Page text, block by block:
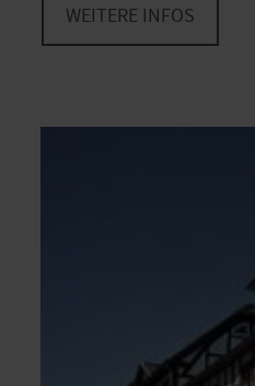
WEITERE INFOS